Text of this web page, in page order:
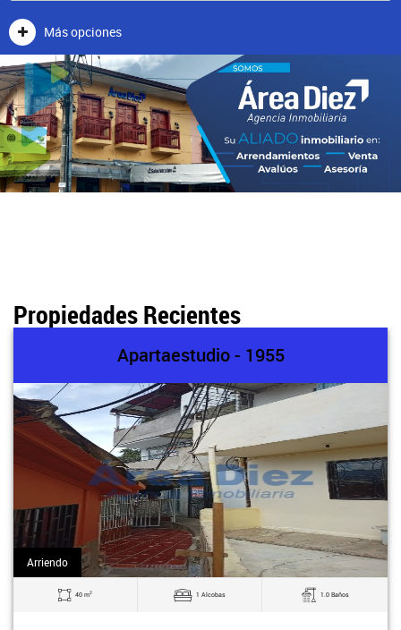
Más opciones
Propiedades Recientes
Apartaestudio - 1955
Arriendo
40 m2 1 Alcobas 1.0 Baños